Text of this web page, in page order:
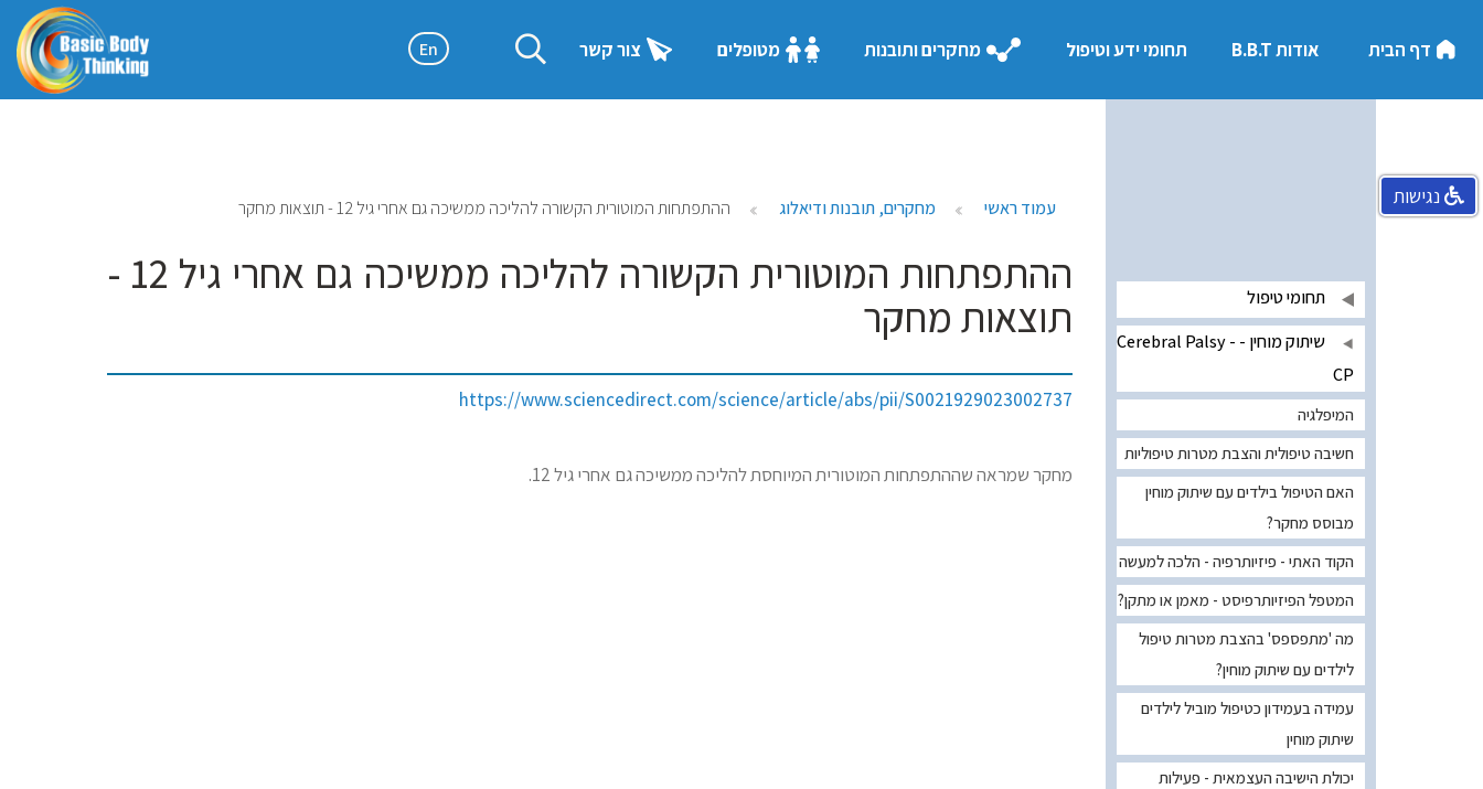
דף הבית אודות B.B.T תחומי ידע וטיפול מחקרים ותובנות מטופלים צור קשר En
עמוד ראשי מחקרים, תובנות ודיאלוג ההתפתחות המוטורית הקשורה להליכה ממשיכה גם אחרי גיל 12 - תוצאות מחקר
ההתפתחות המוטורית הקשורה להליכה ממשיכה גם אחרי גיל 12 -
תוצאות מחקר
https://www.sciencedirect.com/science/article/abs/pii/S0021929023002737
מחקר שמראה שההתפתחות המוטורית המיוחסת להליכה ממשיכה גם אחרי גיל 12.
תחומי טיפול
שיתוק מוחין - Cerebral Palsy -
CP
המיפלגיה
חשיבה טיפולית והצבת מטרות טיפוליות
האם הטיפול בילדים עם שיתוק מוחין
מבוסס מחקר?
הקוד האתי - פיזיותרפיה - הלכה למעשה
המטפל הפיזיותרפיסט - מאמן או מתקן?
מה 'מתפספס' בהצבת מטרות טיפול
לילדים עם שיתוק מוחין?
עמידה בעמידון כטיפול מוביל לילדים
שיתוק מוחין
יכולת הישיבה העצמאית - פעילות
נגישות